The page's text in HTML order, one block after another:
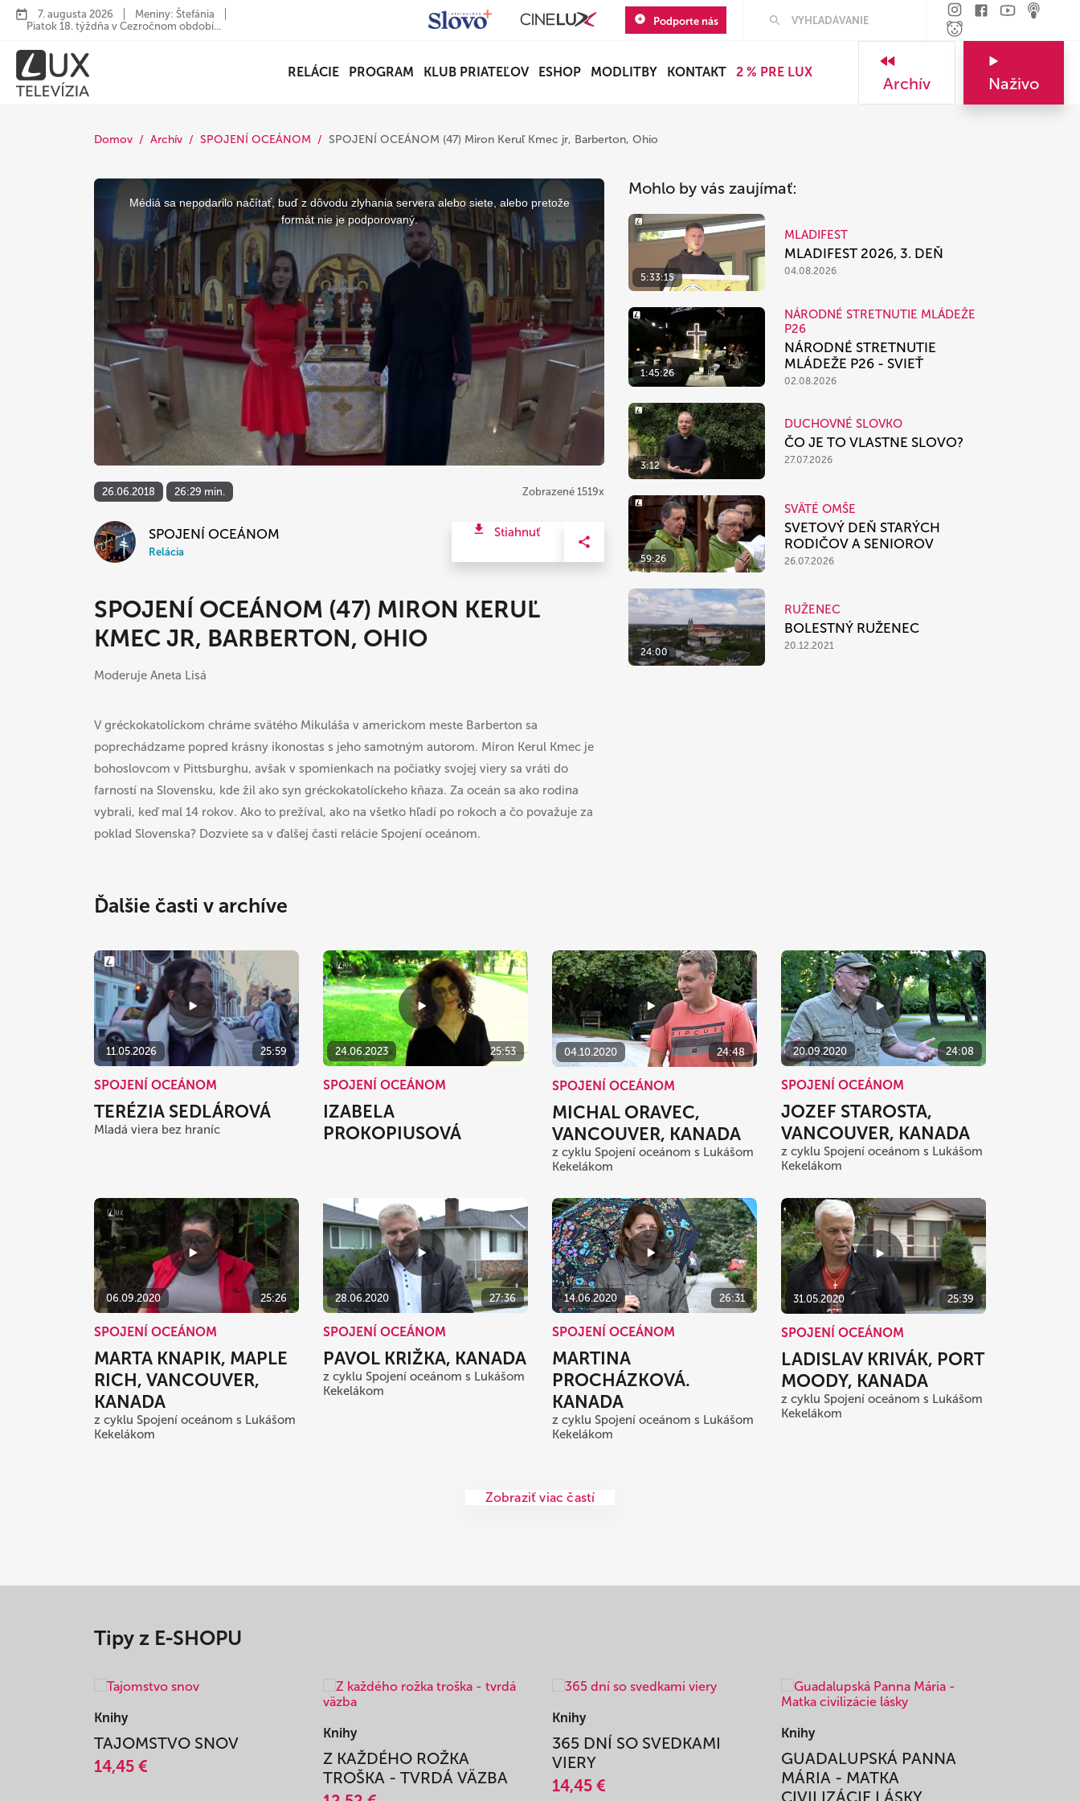
7. augusta 2026
Meniny: Štefánia
Piatok 18. týždňa v Cezročnom období...
Podporte nás
RELÁCIE PROGRAM KLUB PRIATEĽOV ESHOP MODLITBY KONTAKT 2 % PRE LUX
Archív Naživo
Domov Archív SPOJENÍ OCEÁNOM SPOJENÍ OCEÁNOM (47) Miron Keruľ Kmec jr, Barberton, Ohio
This
Médiá sa nepodarilo načítať, buď z dôvodu zlyhania servera alebo siete, alebo pretože
formát nie je podporovaný.
26.06.2018 26:29 min. Zobrazené 1519x
SPOJENÍ OCEÁNOM
Relácia
Stiahnuť
SPOJENÍ OCEÁNOM (47) MIRON KERUĽ
KMEC JR, BARBERTON, OHIO
Moderuje Aneta Lisá
V gréckokatolíckom chráme svätého Mikuláša v americkom meste Barberton sa
poprechádzame popred krásny ikonostas s jeho samotným autorom. Miron Kerul Kmec je
bohoslovcom v Pittsburghu, avšak v spomienkach na počiatky svojej viery sa vráti do
farností na Slovensku, kde žil ako syn gréckokatolíckeho kňaza. Za oceán sa ako rodina
vybrali, keď mal 14 rokov. Ako to prežíval, ako na všetko hľadí po rokoch a čo považuje za
poklad Slovenska? Dozviete sa v ďalšej časti relácie Spojení oceánom.
Mohlo by vás zaujímať:
5:33:15
MLADIFEST
MLADIFEST 2026, 3. DEŇ
04.08.2026
1:45:26
NÁRODNÉ STRETNUTIE MLÁDEŽE
P26
NÁRODNÉ STRETNUTIE
MLÁDEŽE P26 - SVIEŤ
02.08.2026
3:12
DUCHOVNÉ SLOVKO
ČO JE TO VLASTNE SLOVO?
27.07.2026
59:26
SVÄTÉ OMŠE
SVETOVÝ DEŇ STARÝCH
RODIČOV A SENIOROV
26.07.2026
24:00
RUŽENEC
BOLESTNÝ RUŽENEC
20.12.2021
Ďalšie časti v archíve
11.05.2026 25:59
SPOJENÍ OCEÁNOM
TERÉZIA SEDLÁROVÁ
Mladá viera bez hraníc
24.06.2023 25:53
SPOJENÍ OCEÁNOM
IZABELA
PROKOPIUSOVÁ
04.10.2020 24:48
SPOJENÍ OCEÁNOM
MICHAL ORAVEC,
VANCOUVER, KANADA
z cyklu Spojení oceánom s Lukášom
Kekelákom
20.09.2020 24:08
SPOJENÍ OCEÁNOM
JOZEF STAROSTA,
VANCOUVER, KANADA
z cyklu Spojení oceánom s Lukášom
Kekelákom
06.09.2020 25:26
SPOJENÍ OCEÁNOM
MARTA KNAPIK, MAPLE
RICH, VANCOUVER,
KANADA
z cyklu Spojení oceánom s Lukášom
Kekelákom
28.06.2020 27:36
SPOJENÍ OCEÁNOM
PAVOL KRIŽKA, KANADA
z cyklu Spojení oceánom s Lukášom
Kekelákom
14.06.2020 26:31
SPOJENÍ OCEÁNOM
MARTINA
PROCHÁZKOVÁ.
KANADA
z cyklu Spojení oceánom s Lukášom
Kekelákom
31.05.2020 25:39
SPOJENÍ OCEÁNOM
LADISLAV KRIVÁK, PORT
MOODY, KANADA
z cyklu Spojení oceánom s Lukášom
Kekelákom
Zobraziť viac častí
Tipy z E-SHOPU
Knihy
TAJOMSTVO SNOV
14,45 €
Knihy
Z KAŽDÉHO ROŽKA
TROŠKA - TVRDÁ VÄZBA
Knihy
365 DNÍ SO SVEDKAMI
VIERY
14,45 €
Knihy
GUADALUPSKÁ PANNA
MÁRIA - MATKA
CIVILIZÁCIE LÁSKY